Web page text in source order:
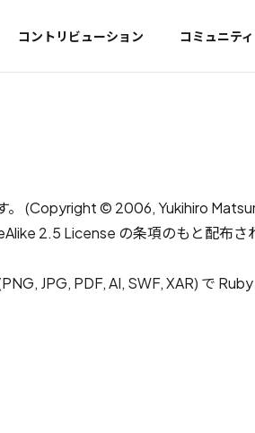
コントリビューション コミュニティ
。 (Copyright © 2006, Yukihiro
2.5 License の条項のもと配布さ
JPG, PDF, AI, SWF, XAR) で